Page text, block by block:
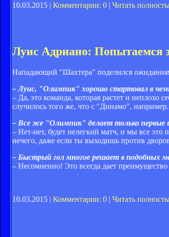
10.03.2015 | Комментарии: 0 | Читать
Луис Адриано: Попытаемся
Нападающий "Шахтера" поделился
– Луис, "Олимпик" хорошо стартовал в
– Да, это команда, которая растет и неплохо
случилось того же, что с "Динамо", например.
– Все же "Олимпик" делает только первые
– Нет-нет, будет нелегкий матч, и мы все это
нечего, даже если ты выходишь против
– Быстрый гол многое решает в подобных
– Несомненно! Это всегда дает
10.03.2015 | Комментарии: 0 | Читать